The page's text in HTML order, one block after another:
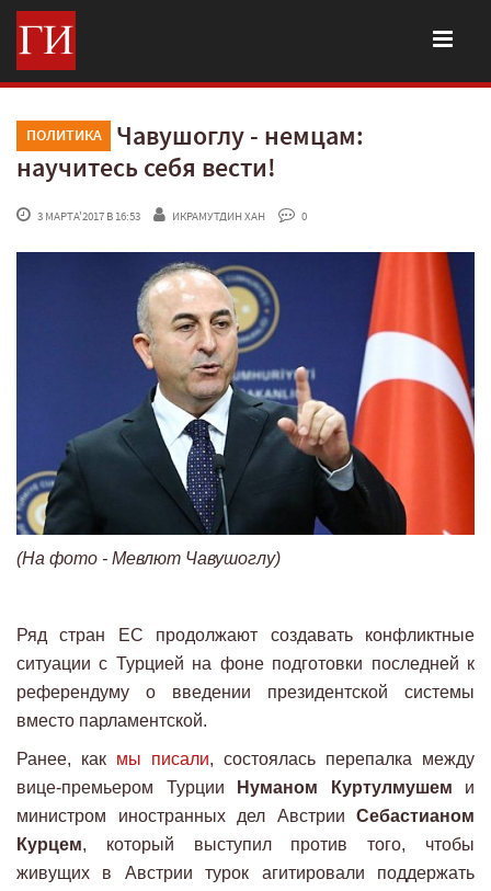
ПОЛИТИКА
Чавушоглу - немцам:
научитесь себя вести!
3 МАРТА'2017 В 16:53 ИКРАМУТДИН ХАН 0
(На фото - Мевлют Чавушоглу)
Ряд стран ЕС продолжают создавать конфликтные
ситуации с Турцией на фоне подготовки последней к
референдуму о введении президентской системы
вместо парламентской.
Ранее, как мы писали, состоялась перепалка между
вице-премьером Турции
Нуманом Куртулмушем и
министром иностранных дел Австрии Себастианом
Курцем, который выступил против того, чтобы
живущих в Австрии турок агитировали поддержать